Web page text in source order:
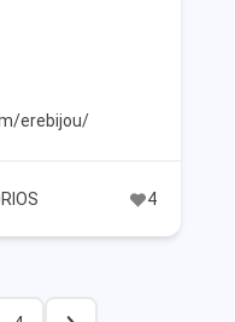
erebijou/
4